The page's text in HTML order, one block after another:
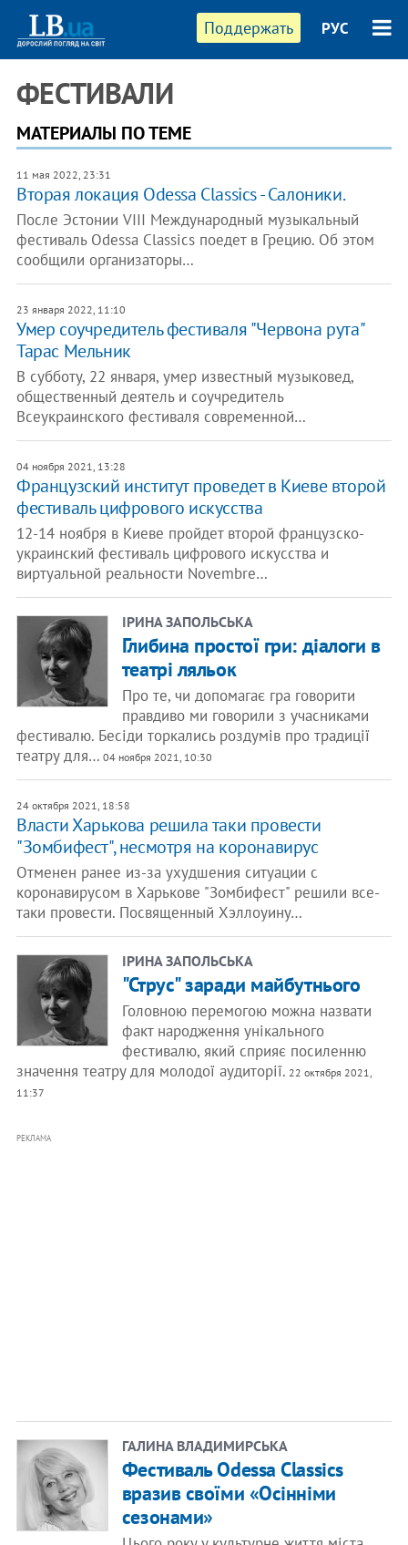
Поддержать РУС
ФЕСТИВАЛИ
МАТЕРИАЛЫ ПО ТЕМЕ
11 мая 2022, 23:31
Вторая локация Odessa Classics - Салоники.
После Эстонии VIII Международный музыкальный
фестиваль Odessa Classics поедет в Грецию. Об этом
сообщили организаторы…
23 января 2022, 11:10
Умер соучредитель фестиваля "Червона рута"
Тарас Мельник
В субботу, 22 января, умер известный музыковед,
общественный деятель и соучредитель
Всеукраинского фестиваля современной…
04 ноября 2021, 13:28
Французский институт проведет в Киеве второй
фестиваль цифрового искусства
12-14 ноября в Киеве пройдет второй французско-
украинский фестиваль цифрового искусства и
виртуальной реальности Novembre…
ІРИНА ЗАПОЛЬСЬКА
Глибина простої гри: діалоги в
театрі ляльок
Про те, чи допомагає гра говорити
правдиво ми говорили з учасниками
фестивалю. Бесіди торкались роздумів про традиції
театру для… 04 ноября 2021, 10:30
24 октября 2021, 18:58
Власти Харькова решила таки провести
"Зомбифест", несмотря на коронавирус
Отменен ранее из-за ухудшения ситуации с
коронавирусом в Харькове "Зомбифест" решили все-
таки провести. Посвященный Хэллоуину…
ІРИНА ЗАПОЛЬСЬКА
"Струс" заради майбутнього
Головною перемогою можна назвати
факт народження унікального
фестивалю, який сприяє посиленню
значення театру для молодої аудиторії. 22 октября 2021,
11:37
РЕКЛАМА
ГАЛИНА ВЛАДИМИРСЬКА
Фестиваль Odessa Classics
вразив своїми «Осінніми
сезонами»